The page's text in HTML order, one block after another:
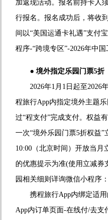
加返现活动。报名前持卡人
行报名。报名成功后，将收
间以“美国运通卡礼遇”支付
程序-“跨境专区”-2026年中
● 境外指定乐园门票5折
2026年1月1日起至2026年
程旅行App内指定境外主题
过“程支付”完成支付。权益
一次“境外乐园门票5折权益
10:00（北京时间）开放当
的优惠提示为准(使用立减券
园相关细则详询微信小程序
携程旅行App内绑定适用
App内订单页面-在线付/去支